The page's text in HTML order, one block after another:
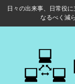
日々の出来事、日常役
なるべく減